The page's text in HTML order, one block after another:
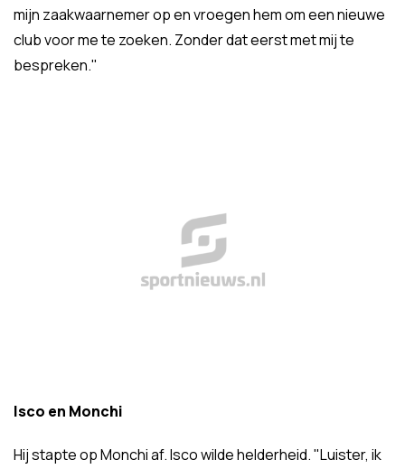
mijn zaakwaarnemer op en vroegen hem om een nieuwe
club voor me te zoeken. Zonder dat eerst met mij te
bespreken."
Isco en Monchi
Hij stapte op Monchi af. Isco wilde helderheid. "Luister, ik